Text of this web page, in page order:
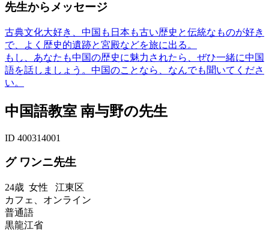
先生からメッセージ
古典文化大好き、中国も日本も古い歴史と伝統なものが好き
で、よく歴史的遺跡と宮殿などを旅に出る。
もし、あなたも中国の歴史に魅力されたら、ぜひ一緒に中国
語を話しましょう。中国のことなら、なんでも聞いてくださ
い。
中国語教室 南与野の先生
ID 400314001
グ ワンニ先生
24歳 女性 江東区
カフェ、オンライン
普通語
黒龍江省